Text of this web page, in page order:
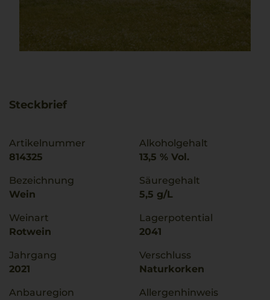
Steckbrief
Artikelnummer
814325
Bezeichnung
Wein
Weinart
Rotwein
Jahrgang
2021
Anbauregion
Alkoholgehalt
13,5 % Vol.
Säuregehalt
5,5 g/L
Lagerpotential
2041
Verschluss
Naturkorken
Allergenhinweis